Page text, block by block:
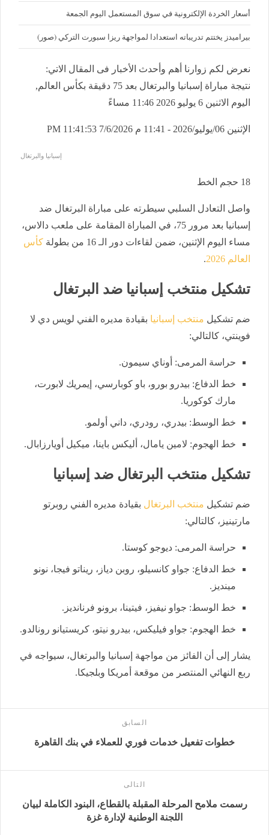
أسعار الخردة الإلكترونية في سوق المستعمل اليوم الجمعة
بيراميدز يختتم تدريباته استعدادا لمواجهة ريزا سبورت التركي (صور)
نعرض لكم زوارنا أهم وأحدث الأخبار فى المقال الاتي:
نتيجة مباراة إسبانيا والبرتغال بعد 75 دقيقة بكأس العالم,
اليوم الاثنين 6 يوليو 2026 11:46 مساءً
الإثنين 06/يوليو/2026 - 11:41 م 7/6/2026 11:41:53 PM
إسبانيا والبرتغال
18 حجم الخط
واصل التعادل السلبي سيطرته على مباراة البرتغال ضد
إسبانيا بعد مرور 75، في المباراة المقامة على ملعب دالاس،
مساء اليوم الإثنين، ضمن لقاءات دور الـ 16 من بطولة
كأس
العالم 2026
.
تشكيل منتخب إسبانيا ضد البرتغال
ضم تشكيل منتخب إسبانيا بقيادة مديره الفني لويس دي لا
فوينتي، كالتالي:
حراسة المرمى: أوناي سيمون.
خط الدفاع: بيدرو بورو، باو كوبارسي، إيمريك لابورت،
مارك كوكوريا.
خط الوسط: بيدري، رودري، داني أولمو.
خط الهجوم: لامين يامال، أليكس باينا، ميكيل أويارزابال.
تشكيل منتخب البرتغال ضد إسبانيا
ضم تشكيل منتخب البرتغال بقيادة مديره الفني روبرتو
مارتينيز، كالتالي:
حراسة المرمى: ديوجو كوستا.
خط الدفاع: جواو كانسيلو، روبن دياز، ريناتو فيجا، نونو
مينديز.
خط الوسط: جواو نيفيز، فيتينا، برونو فرنانديز.
خط الهجوم: جواو فيليكس، بيدرو نيتو، كريستيانو رونالدو.
يشار إلى أن الفائز من مواجهة إسبانيا والبرتغال، سيواجه في
ربع النهائي المنتصر من موقعة أمريكا وبلجيكا.
السابق
خطوات تفعيل خدمات فوري للعملاء في بنك القاهرة
التالى
رسمت ملامح المرحلة المقبلة بالقطاع، البنود الكاملة لبيان
اللجنة الوطنية لإدارة غزة